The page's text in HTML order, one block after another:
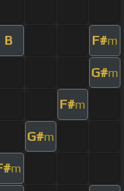
B F#m
G#m
F#m
G#m
m